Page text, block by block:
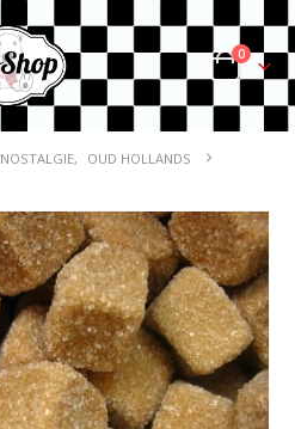
0
NOSTALGIE,
OUD HOLLANDS